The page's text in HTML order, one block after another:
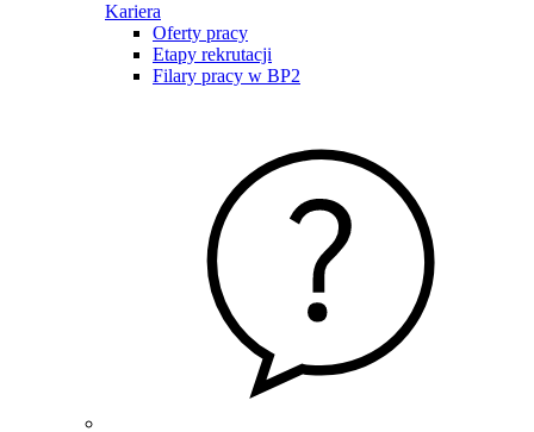
Kariera
Oferty pracy
Etapy rekrutacji
Filary pracy w BP2